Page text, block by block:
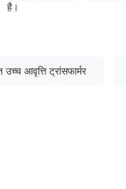
है।
आवृत्ति ट्रांसफार्मर